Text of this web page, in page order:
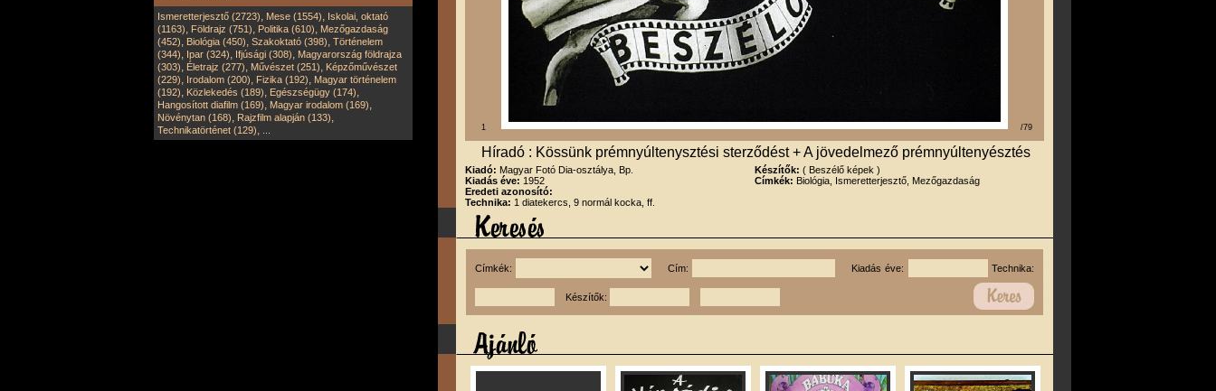
Ismeretterjesztő (2723), Mese (1554), Iskolai, oktató
(1163), Földrajz (751), Politika (610), Mezőgazdaság
(452), Biológia (450), Szakoktató (398), Történelem
(344), Ipar (324), Ifjúsági (308), Magyarország földrajza
(303), Életrajz (277), Művészet (251), Képzőművészet
(229), Irodalom (200), Fizika (192), Magyar történelem
(192), Közlekedés (189), Egészségügy (174),
Hangosított diafilm (169), Magyar irodalom (169),
Növénytan (168), Rajzfilm alapján (133),
Technikatörténet (129), 1 /79
Híradó : Kössünk prémnyúltenysztési sterződést + A jövedelmező prémnyúltenyésztés
Kiadó: Magyar Fotó Dia-osztálya, Bp.
Kiadás éve: 1952
Eredeti azonosító:
Technika: 1 diatekercs, 9 normál kocka, ff.
Készítők: ( Beszélő képek )
Címkék: Biológia, Ismeretterjesztő, Mezőgazdaság
Címkék: Cím: Kiadás éve: Technika:
Készítők: